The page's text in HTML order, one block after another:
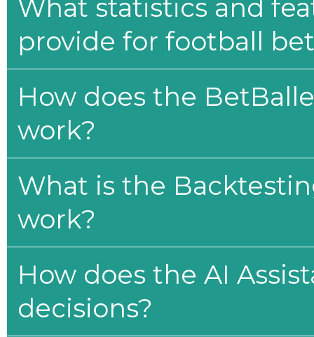
What statistics and
provide for football
How does the
work?
What is the
work?
How does the AI
decisions?